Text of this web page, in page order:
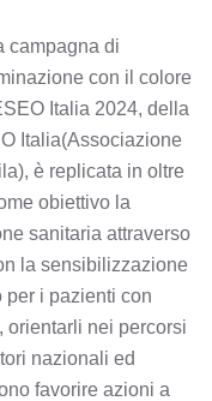
campagna di
con il colore
Italia 2024, della
Italia(Associazione
è replicata in oltre
obiettivo la
sanitaria attraverso
la sensibilizzazione
per i pazienti con
orientarli nei percorsi
nazionali ed
favorire azioni a